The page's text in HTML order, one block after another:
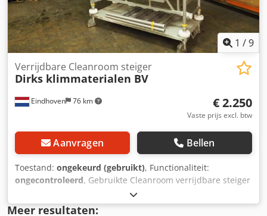
1 /9
Eindhoven 76 km
Verrijdbare Cleanroom steiger
Dirks klimmaterialen BV
€ 2.250
Vaste prijs excl. btw
Aanvragen Bellen
Toestand: ongekeurd (gebruikt), Functionaliteit:
ongecontroleerd, Gebruikte Cleanroom verrijdbare steiger
Twee Platform hoogtes: ~1.29 meter ~2.29 meter Met
handleiding. Crsdpfx Aisxiv Hij Djf Uitsluitend voor binnen
Meer resultaten: